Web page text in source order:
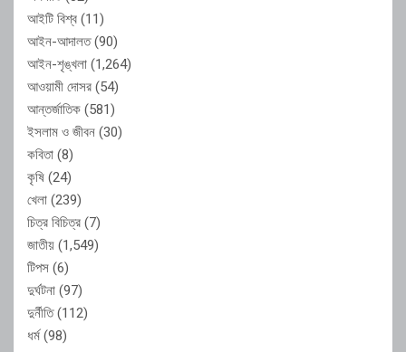
আইটি বিশ্ব (11)
আইন-আদালত(90)
আইন-শৃঙ্খলা (1,264)
আওয়ামী দোসর (54)
আন্তর্জাতিক (581)
ইসলাম ও জীবন (30)
কবিতা (8)
কৃষি (24)
খেলা (239)
চিত্র বিচিত্র (7)
জাতীয় (1,549)
টিপস (6)
দুর্ঘটনা (97)
দুর্নীতি(112)
ধর্ম(98)